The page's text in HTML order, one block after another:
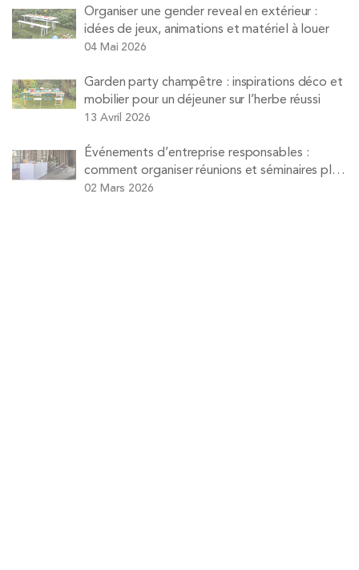
Organiser une gender reveal en extérieur :
idées de jeux, animations et matériel à louer
04 Mai 2026
Garden party champêtre : inspirations déco et
mobilier pour un déjeuner sur l’herbe réussi
13 Avril 2026
Événements d’entreprise responsables :
comment organiser réunions et séminaires plus
durables
02 Mars 2026